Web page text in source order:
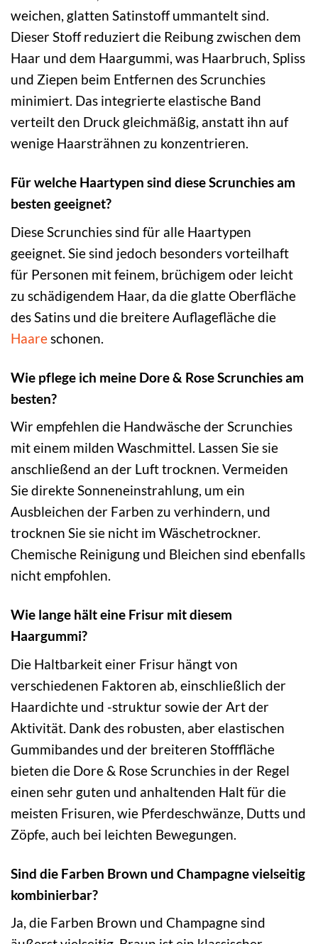
weichen, glatten Satinstoff ummantelt sind.
Dieser Stoff reduziert die Reibung zwischen dem
Haar und dem Haargummi, was Haarbruch, Spliss
und Ziepen beim Entfernen des Scrunchies
minimiert. Das integrierte elastische Band
verteilt den Druck gleichmäßig, anstatt ihn auf
wenige Haarsträhnen zu konzentrieren.
Für welche Haartypen sind diese Scrunchies am
besten geeignet?
Diese Scrunchies sind für alle Haartypen
geeignet. Sie sind jedoch besonders vorteilhaft
für Personen mit feinem, brüchigem oder leicht
zu schädigendem Haar, da die glatte Oberfläche
des Satins und die breitere Auflagefläche die
Haareschonen.
Wie pflege ich meine Dore & Rose Scrunchies am
besten?
Wir empfehlen die Handwäsche der Scrunchies
mit einem milden Waschmittel. Lassen Sie sie
anschließend an der Luft trocknen. Vermeiden
Sie direkte Sonneneinstrahlung, um ein
Ausbleichen der Farben zu verhindern, und
trocknen Sie sie nicht im Wäschetrockner.
Chemische Reinigung und Bleichen sind ebenfalls
nicht empfohlen.
Wie lange hält eine Frisur mit diesem
Haargummi?
Die Haltbarkeit einer Frisur hängt von
verschiedenen Faktoren ab, einschließlich der
Haardichte und -struktur sowie der Art der
Aktivität. Dank des robusten, aber elastischen
Gummibandes und der breiteren Stofffläche
bieten die Dore & Rose Scrunchies in der Regel
einen sehr guten und anhaltenden Halt für die
meisten Frisuren, wie Pferdeschwänze, Dutts und
Zöpfe, auch bei leichten Bewegungen.
Sind die Farben Brown und Champagne vielseitig
kombinierbar?
Ja, die Farben Brown und Champagne sind